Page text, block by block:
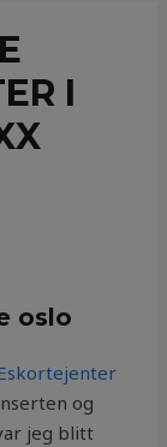
I
oslo
og
jeg blitt